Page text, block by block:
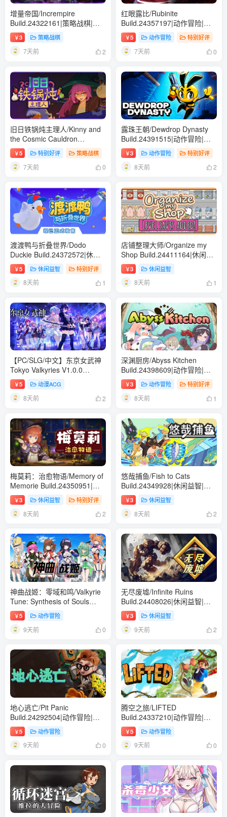
增量帝国/Incrempire
Build.24322161|策略战棋|容
量1GB|免安装绿色中文版
￥3 策略战棋
7天前 2
红眼露比/Rubinite
Build.24357197|动作冒险|容
量4.2GB|免安装绿色中文版
￥5 动作冒险 特别好评
7天前 0
旧日铁锅炖主理人/Kinny and
the Cosmic Cauldron
Build.24413638|策略战棋|容
量1.5GB|免安装绿色中文版
￥5 特别好评 策略战棋
7天前 0
露珠王朝/Dewdrop Dynasty
Build.24391515|动作冒险|容
量341MB|免安装绿色中文版
￥3 动作冒险 特别好评
8天前 2
渡渡鸭与折叠世界/Dodo
Duckie Build.24372572|休闲
益智|容量2.5GB|免安装绿色中
文版
￥5 休闲益智 特别好评
8天前 1
店铺整理大师/Organize my
Shop Build.24411164|休闲益
智|容量926MB|免安装绿色中
文版
￥3 休闲益智
8天前 1
【PC/SLG/中文】东京女武神
Tokyo Valkyries V1.0.0
STEAM官方中文版【1.1GB】
￥5 动漫ACG
8天前 2
深渊厨房/Abyss Kitchen
Build.24398609|动作冒险|容
量495MB|免安装绿色中文版
￥3 动作冒险 特别好评
8天前 1
梅莫莉：治愈物语/Memory of
Memorie Build.24350951|休
闲益智|容量631MB|免安装绿
色中文版
￥3 休闲益智 特别好评
8天前 2
悠哉捕鱼/Fish to Cats
Build.24349928|休闲益智|容
量299MB|免安装绿色中文版
￥3 休闲益智
8天前 2
神曲战姬：零域和鸣/Valkyrie
Tune: Synthesis of Souls
Build.23850624|动作冒险|容
量4.8GB|免安装绿色中文版
￥5 动作冒险
9天前 0
无尽废墟/Infinite Ruins
Build.24408026|休闲益智|容
量276MB|免安装绿色中文版
￥3 休闲益智
9天前 2
地心逃亡/Pit Panic
Build.24292504|动作冒险|容
量2.5GB|免安装绿色中文版
￥5 动作冒险
9天前 0
腾空之旅/LIFTED
Build.24337210|动作冒险|容
量7.2GB|免安装绿色中文版
￥5 动作冒险
9天前 0